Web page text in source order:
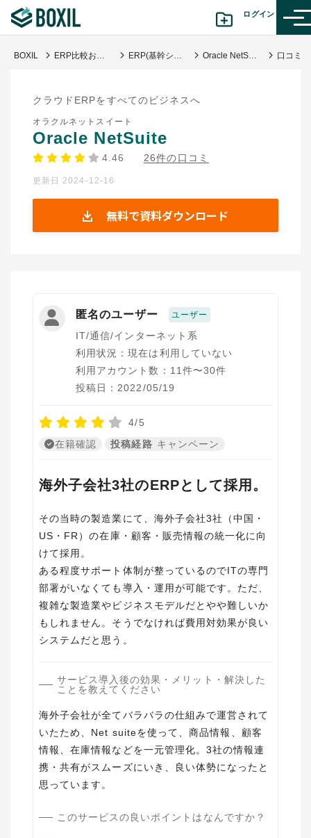
ログイン
記事から探す
BOXILの使い方ガイド
BOXIL ERP比較おすすめ20選｜企業規模に合わせたサービスの選び方 ERP(基幹システム) Oracle NetSuite
クラウドERPをすべてのビジネスへ
オラクルネットスイート
Oracle NetSuite
4.46 26件の口コミ
更新日 2024-12-16
無料で資料ダウンロード
匿名のユーザー ユーザー
IT/通信/インターネット系
利用状況：現在は利用していない
利用アカウント数：11件〜30件
投稿日：2022/05/19
4/5
在籍確認
投稿経路 キャンペーン
海外子会社3社のERPとして採用。
その当時の製造業にて、海外子会社3社（中国・
US・FR）の在庫・顧客・販売情報の統一化に向
けて採用。
ある程度サポート体制が整っているのでITの専門
部署がいなくても導入・運用が可能です。ただ、
複雑な製造業やビジネスモデルだとやや難しいか
もしれません。そうでなければ費用対効果が良い
システムだと思う。
サービス導入後の効果・メリット・解決した
ことを教えてください
海外子会社が全てバラバラの仕組みで運営されて
いたため、Net suiteを使って、商品情報、顧客
情報、在庫情報などを一元管理化。3社の情報連
携・共有がスムーズにいき、良い体勢になったと
思っています。
このサービスの良いポイントはなんですか？